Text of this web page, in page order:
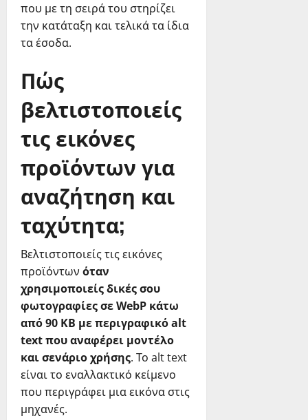
που με τη σειρά του στηρίζει
την κατάταξη και τελικά τα ίδια
τα έσοδα.
Πώς
βελτιστοποιείς
τις εικόνες
προϊόντων για
αναζήτηση και
ταχύτητα;
Βελτιστοποιείς τις εικόνες
προϊόντων όταν
χρησιμοποιείς δικές σου
φωτογραφίες σε WebP κάτω
από 90 KB με περιγραφικό alt
text που αναφέρει μοντέλο
και σενάριο χρήσης. Το alt text
είναι το εναλλακτικό κείμενο
που περιγράφει μια εικόνα στις
μηχανές.